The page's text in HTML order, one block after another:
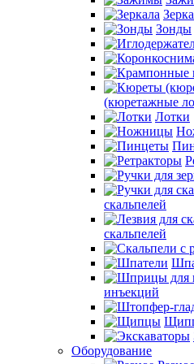
Зонды
(кюретажные
Лотки
скальпелей
скальпелей
инъекций
Оборудование